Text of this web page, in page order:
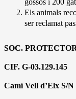
Els animals
ser reclamat
SOC.
CIF. G-03.129.145
Camí Vell d’Elx S/N